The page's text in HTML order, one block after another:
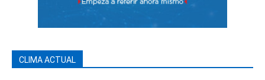
CLIMA ACTUAL